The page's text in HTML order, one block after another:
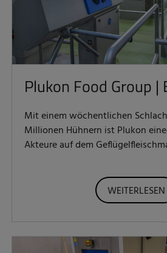
Plukon Food Group |
Mit einem wöchentlichen
Millionen Hühnern ist Plukon
Akteure auf dem
WEITERLESEN